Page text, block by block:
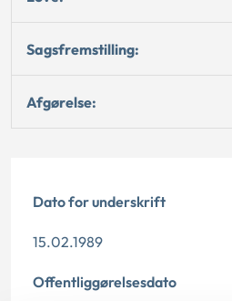
Sagsfremstilling:
Afgørelse:
Dato for underskrift
15.02.1989
Offentliggørelsesdato